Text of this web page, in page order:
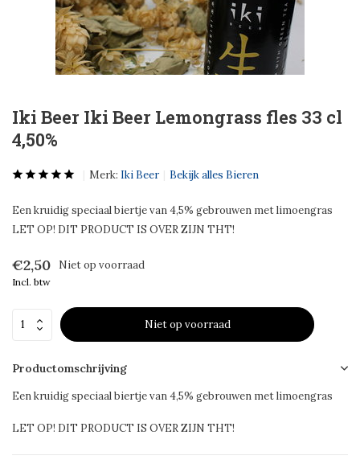
Iki Beer Iki Beer Lemongrass fles 33 cl
4,50%
Merk: Iki Beer Bekijk alles Bieren
Een kruidig speciaal biertje van 4,5% gebrouwen met limoengras
LET OP! DIT PRODUCT IS OVER ZIJN THT!
€2,50 Niet op voorraad
Incl. btw
Niet op voorraad
Productomschrijving
Een kruidig speciaal biertje van 4,5% gebrouwen met limoengras
LET OP! DIT PRODUCT IS OVER ZIJN THT!